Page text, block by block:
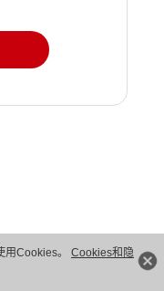
用Cookies。 Cookies和隐
切权利。粤A2-20044005号